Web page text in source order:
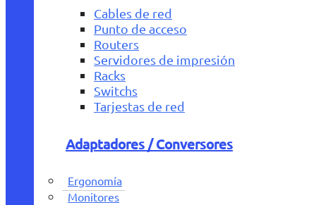
Cables de red
Punto de acceso
Routers
Servidores de impresión
Racks
Switchs
Tarjestas de red
Adaptadores / Conversores
Ergonomía
Monitores